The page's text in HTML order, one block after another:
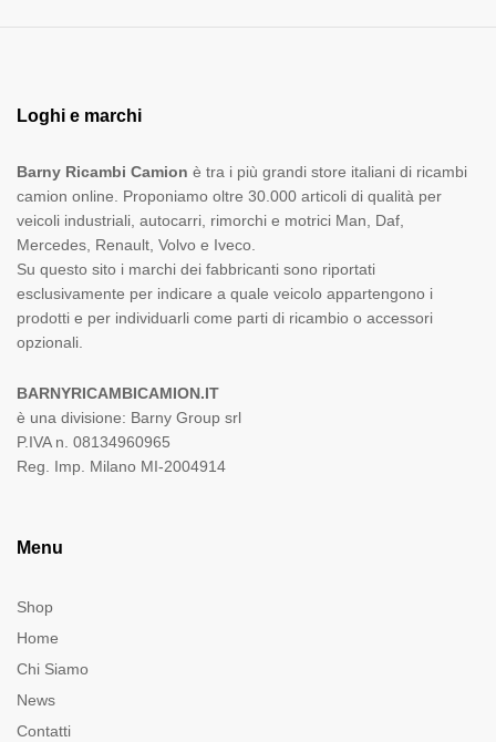
Loghi e marchi
Barny Ricambi Camion è tra i più grandi store italiani di ricambi
camion online. Proponiamo oltre 30.000 articoli di qualità per
veicoli industriali, autocarri, rimorchi e motrici Man, Daf,
Mercedes, Renault, Volvo e Iveco.
Su questo sito i marchi dei fabbricanti sono riportati
esclusivamente per indicare a quale veicolo appartengono i
prodotti e per individuarli come parti di ricambio o accessori
opzionali.
BARNYRICAMBICAMION.IT
è una divisione: Barny Group srl
P.IVA n. 08134960965
Reg. Imp. Milano MI-2004914
Menu
Shop
Home
Chi Siamo
News
Contatti